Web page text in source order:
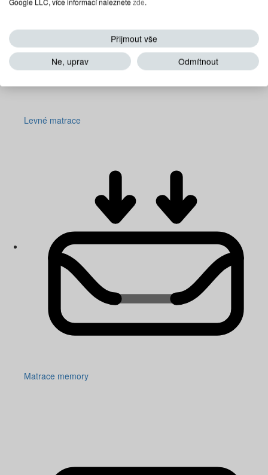
Levné matrace
Matrace memory
Přijmout vše
Ne, uprav
Odmítnout